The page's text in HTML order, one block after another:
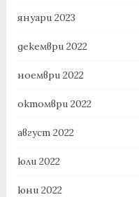
януари 2023
декември 2022
ноември 2022
октомври 2022
август 2022
юли 2022
юни 2022